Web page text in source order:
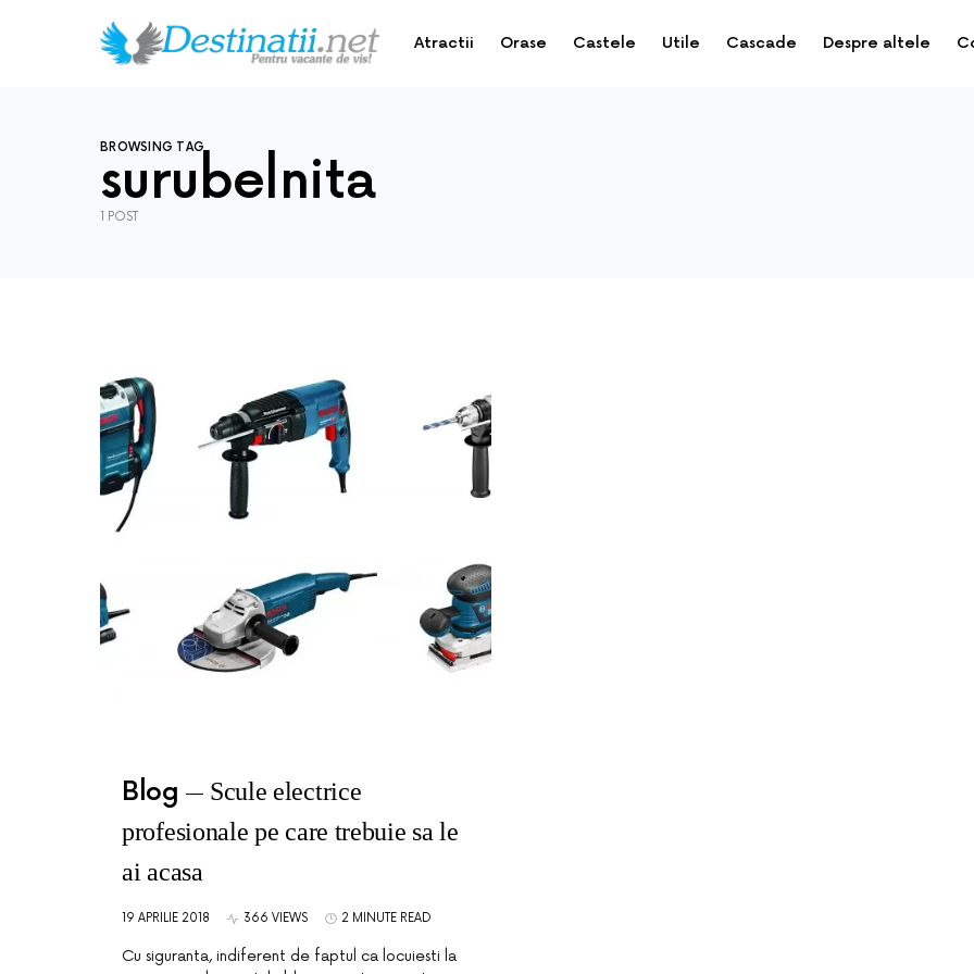
Atractii Orase Castele Utile Cascade Despre altele
BROWSING TAG
surubelnita
1 POST
Blog
Scule electrice
profesionale pe care trebuie sa le
ai acasa
19 APRILIE 2018 366 VIEWS 2 MINUTE READ
Cu siguranta, indiferent de faptul ca locuiesti la